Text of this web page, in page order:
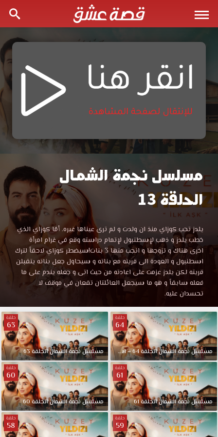
مشاهدة
مسلسل
نجمة
الشمال
الحلقة
13
مترجمة
قصة
عشق
HD
مسلسل نجمة الشمال
الحلقة 13
مشاهدة
مسلسل
نجمة
الشمال
الحلقة
13
موقع
عشق
HD.
يلدز
تحب
كوزاي
منذ
ان
ولدت
و
لم
ترى
عيناها
يلدز تحب كوزاي منذ ان ولدت و لم ترى عيناها غيره. أمّا كوزاي الذي
خطب يلدز و ذهب لإسطنبول لإتمام دراسته وقع في غرام امرأة
اخرى هناك و تزوجها و انجب منها 3 بنات!سيضطر كوزاي لاحقاً لترك
اسطنبول و العودة الى قريته مع بناته و سيحاول جعل بناته يتقبلن
قريته لكن يلدز عزمت على اعادته من حيث اتى و جعله يندم على ما
فعله سابقاً و هو ما سيجعل العائلتان تقعان في موقف لا
تحسدان عليه.
حلقة
64
مسلسل نجمةالشمالالحلقة64
–
Final
حلقة
63
مسلسل نجمةالشمالالحلقة63
حلقة
61
مسلسل نجمةالشمالالحلقة61
حلقة
60
مسلسل نجمةالشمالالحلقة60
حلقة
59
حلقة
58